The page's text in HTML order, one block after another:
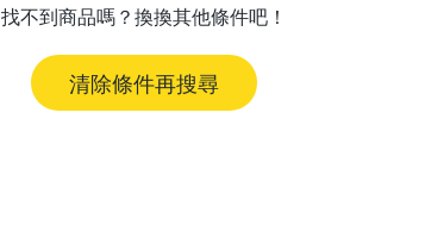
找不到商品嗎？換換其他條件吧！
清除條件再搜尋